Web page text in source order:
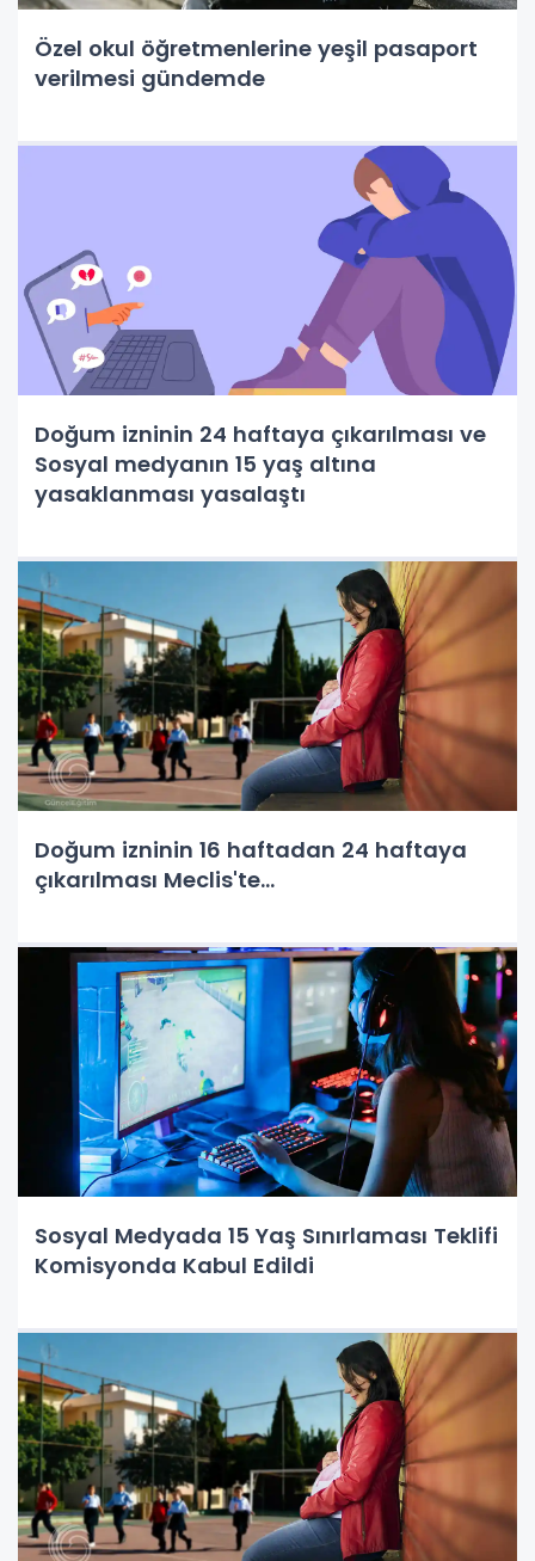
Özel okul öğretmenlerine yeşil pasaport
verilmesi gündemde
Doğum izninin 24 haftaya çıkarılması ve
Sosyal medyanın 15 yaş altına
yasaklanması yasalaştı
Doğum izninin 16 haftadan 24 haftaya
çıkarılması Meclis'te...
Sosyal Medyada 15 Yaş Sınırlaması Teklifi
Komisyonda Kabul Edildi